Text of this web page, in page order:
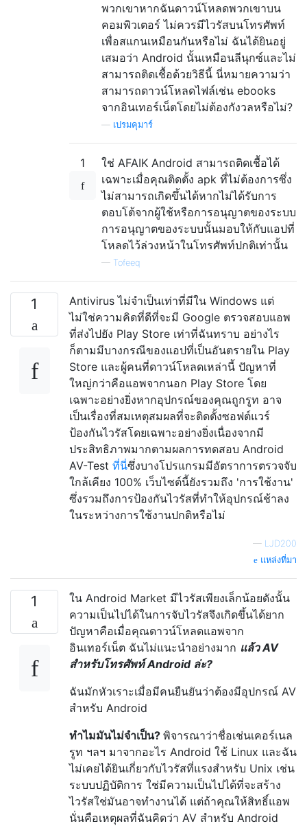
พวกเขาหากฉันดาวน์โหลดพวกเขาบน
คอมพิวเตอร์ ไม่ควรมีไวรัสบนโทรศัพท์
เพื่อสแกนเหมือนกันหรือไม่ ฉันได้ยินอยู่
เสมอว่า Android นั้นเหมือนลีนุกซ์และไม่
สามารถติดเชื้อด้วยวิธีนี้ นี่หมายความว่า
สามารถดาวน์โหลดไฟล์เช่น ebooks
จากอินเทอร์เน็ตโดยไม่ต้องกังวลหรือไม่?
เปรมคุมาร์
1
ใช่ AFAIK Android สามารถติดเชื้อได้
เฉพาะเมื่อคุณติดตั้ง apk ที่ไม่ต้องการซึ่ง
ไม่สามารถเกิดขึ้นได้หากไม่ได้รับการ
ตอบโต้จากผู้ใช้หรือการอนุญาตของระบบ
การอนุญาตของระบบนั้นมอบให้กับแอปที่
โหลดไว้ล่วงหน้าในโทรศัพท์ปกติเท่านั้น
— Tofeeq
1
Antivirus ไม่จำเป็นเท่าที่มีใน Windows แต่
ไม่ใช่ความคิดที่ดีที่จะมี Google ตรวจสอบแอพ
ที่ส่งไปยัง Play Store เท่าที่ฉันทราบ อย่างไร
ก็ตามมีบางกรณีของแอปที่เป็นอันตรายใน Play
Store และผู้คนที่ดาวน์โหลดเหล่านี้ ปัญหาที่
ใหญ่กว่าคือแอพจากนอก Play Store โดย
เฉพาะอย่างยิ่งหากอุปกรณ์ของคุณถูกรูท อาจ
เป็นเรื่องที่สมเหตุสมผลที่จะติดตั้งซอฟต์แวร์
ป้องกันไวรัสโดยเฉพาะอย่างยิ่งเนื่องจากมี
ประสิทธิภาพมากตามผลการทดสอบ Android
AV-Test ที่นี่ซึ่งบางโปรแกรมมีอัตราการตรวจจับ
ใกล้เคียง 100% เว็บไซต์นี้ยังรวมถึง 'การใช้งาน'
ซึ่งรวมถึงการป้องกันไวรัสที่ทำให้อุปกรณ์ช้าลง
ในระหว่างการใช้งานปกติหรือไม่
— LJD200
แหล่งที่มา
1
ใน Android Market มีไวรัสเพียงเล็กน้อยดังนั้น
ความเป็นไปได้ในการจับไวรัสจึงเกิดขึ้นได้ยาก
ปัญหาคือเมื่อคุณดาวน์โหลดแอพจาก
อินเทอร์เน็ต ฉันไม่แนะนำอย่างมาก แล้ว AV
สำหรับโทรศัพท์ Android ล่ะ?
ฉันมักหัวเราะเมื่อมีคนยืนยันว่าต้องมีอุปกรณ์ AV
สำหรับ Android
ทำไมมันไม่จำเป็น? พิจารณาว่าชื่อเช่นเคอร์เนล
รูท ฯลฯ มาจากอะไร Android ใช้ Linux และฉัน
ไม่เคยได้ยินเกี่ยวกับไวรัสที่แรงสำหรับ Unix เช่น
ระบบปฏิบัติการ ใช่มีความเป็นไปได้ที่จะสร้าง
ไวรัสใช่มันอาจทำงานได้ แต่ถ้าคุณให้สิทธิ์แอพ
นั่นคือเหตุผลที่ฉันคิดว่า AV สำหรับ Android